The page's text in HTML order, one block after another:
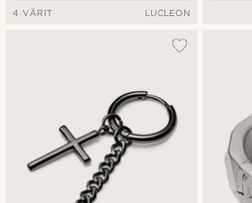
4 VÄRIT LUCLEON